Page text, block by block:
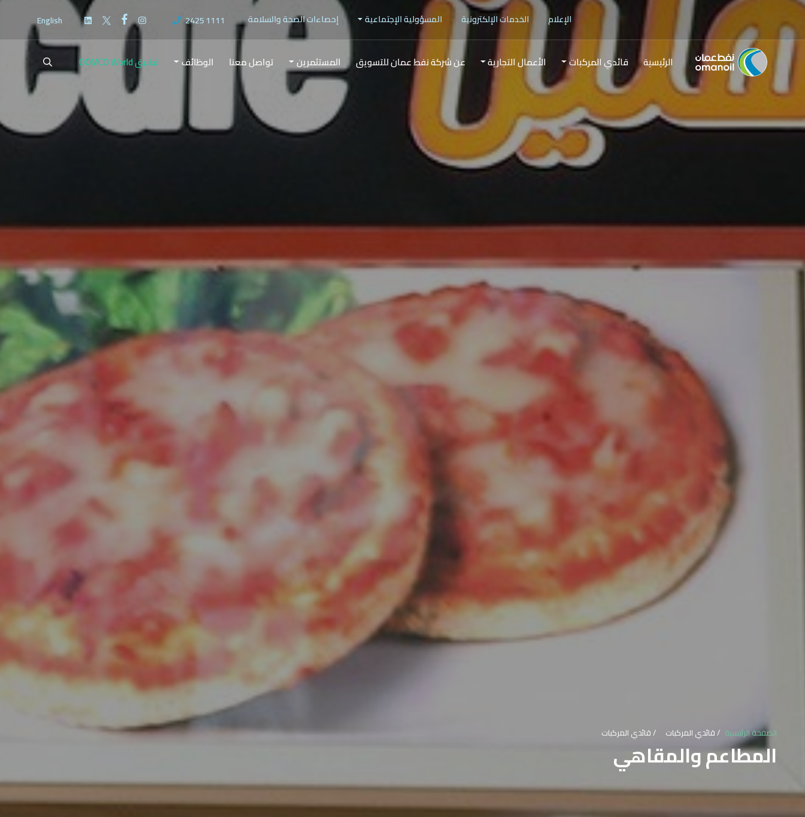
الإعلام الخدمات الإلكترونية المسؤولية الإجتماعية إحصاءات الصحة والسلامة 2425 1111
English
الرئيسية قائدي المركبات الأعمال التجارية عن شركة نفط عمان للتسويق المستثمرين تواصل معنا الوظائف تطبيق OOMCO World
الصفحة الرئيسية قائدي المركبات قائدي المركبات
المطاعم والمقاهي